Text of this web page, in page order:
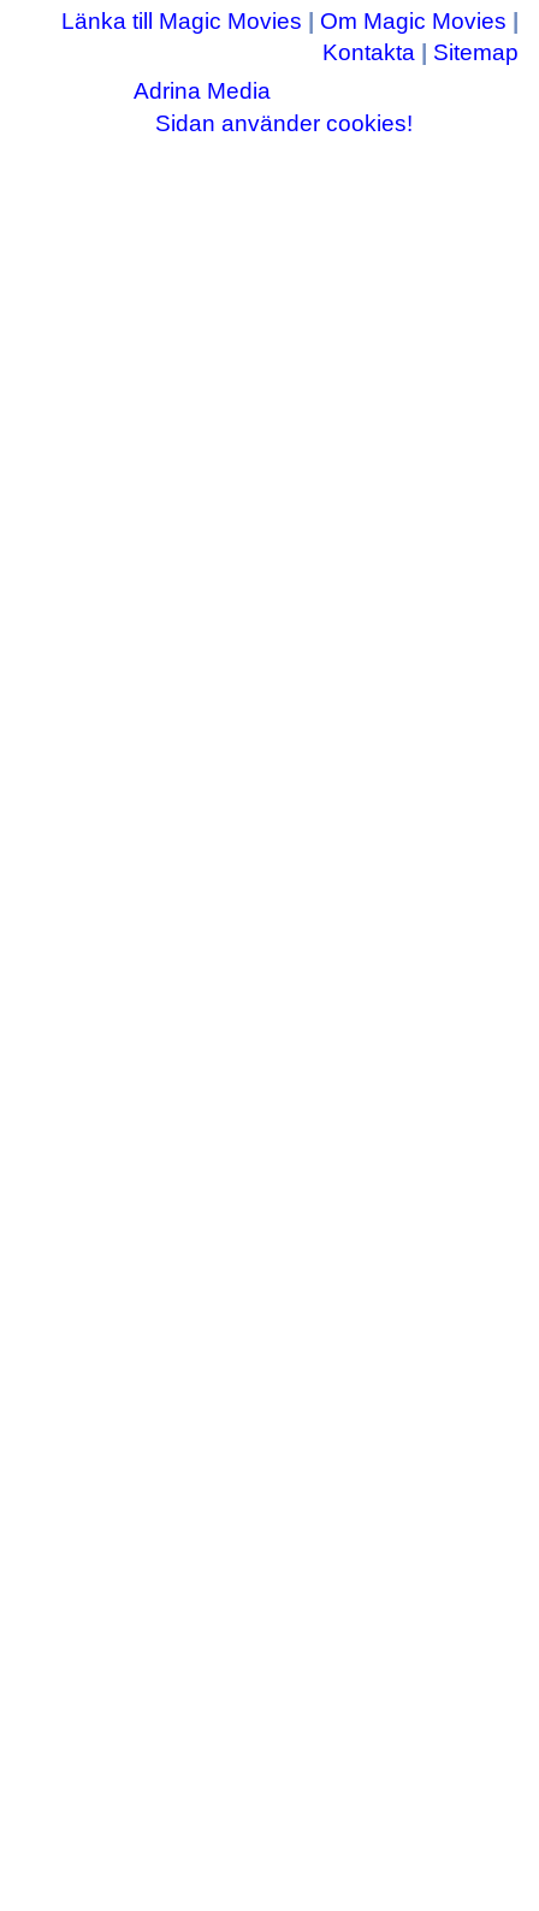
Länka till Magic Movies Om Magic Movies
Kontakta
Sitemap
Copyright © 2003-2026Adrina Media
Sidan använder cookies!